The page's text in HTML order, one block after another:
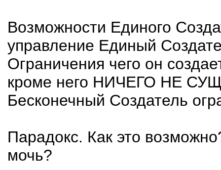
Возможности Единого
управление Единый
Ограничения чего он
кроме него НИЧЕГО НЕ
Бесконечный Создатель
Парадокс. Как это
мочь?